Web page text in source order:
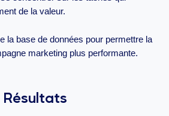
de la valeur.
la base de données pour permettre la
marketing plus performante.
Résultats